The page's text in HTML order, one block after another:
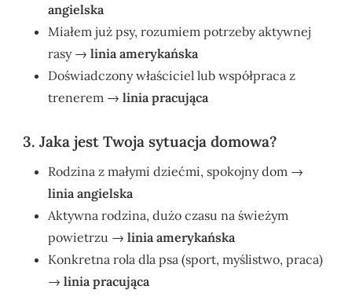
angielska
Miałem już psy, rozumiem potrzeby aktywnej
rasy →linia amerykańska
Doświadczony właściciel lub współpraca z
trenerem →linia pracująca
3. Jaka jest Twoja sytuacja domowa?
Rodzina z małymi dziećmi, spokojny dom →
linia angielska
Aktywna rodzina, dużo czasu na świeżym
powietrzu →linia amerykańska
Konkretna rola dla psa (sport, myślistwo, praca)
→linia pracująca